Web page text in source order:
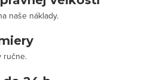
naše náklady.
ručne.